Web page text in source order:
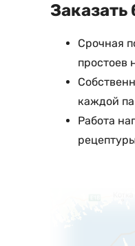
Заказать
Срочная
простоев
каждой
Работа